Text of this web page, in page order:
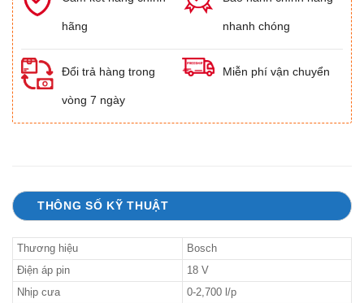
hãng nhanh chóng
Đổi trả hàng trong
vòng 7 ngày
Miễn phí vận chuyển
THÔNG SỐ KỸ THUẬT
Thương hiệu
Bosch
Điện áp pin
18 V
Nhịp cưa
0-2,700 l/p